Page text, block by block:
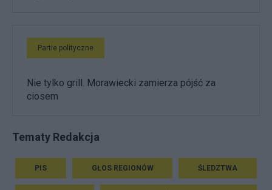
Partie polityczne
Nie tylko grill. Morawiecki zamierza pójść za
ciosem
Tematy Redakcja
PIS GŁOS REGIONÓW ŚLEDZTWA